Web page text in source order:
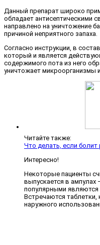
Данный препарат широко
обладает антисептическими
направлено на уничтожение
причиной неприятного запаха.
Согласно инструкции, в
который и является
содержимого пота из него
уничтожает микроорганизмы
Читайте также:
Что делать, если болит
Интересно!
Некоторые пациенты
выпускается в
популярными
Встречаются
наружного